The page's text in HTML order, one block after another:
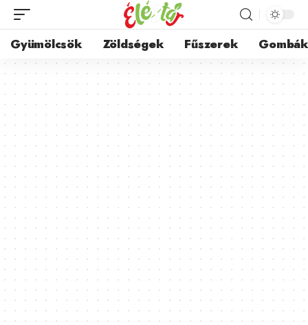
Gyümölcsök Zöldségek Fűszerek Gombák